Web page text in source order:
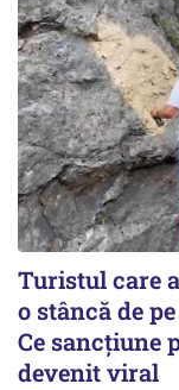
Turistul care
o stâncă de
Ce sancțiune
devenit viral